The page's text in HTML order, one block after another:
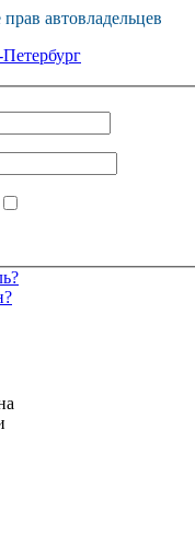
автовладельцев